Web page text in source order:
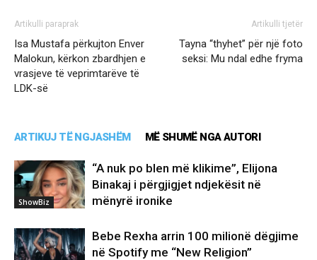
Artikulli paraprak
Isa Mustafa përkujton Enver
Malokun, kërkon zbardhjen e
vrasjeve të veprimtarëve të
LDK-së
Artikulli tjetër
Tayna “thyhet” për një foto
seksi: Mu ndal edhe fryma
ARTIKUJ TË NGJASHËM MË SHUMË NGA AUTORI
ShowBiz
“A nuk po blen më klikime”, Elijona
Binakaj i përgjigjet ndjekësit në
mënyrë ironike
Bebe Rexha arrin 100 milionë dëgjime
në Spotify me “New Religion”